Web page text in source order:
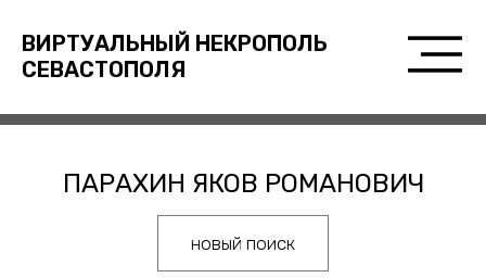
ВИРТУАЛЬНЫЙ НЕКРОПОЛЬ
СЕВАСТОПОЛЯ
ПАРАХИН ЯКОВ РОМАНОВИЧ
новый поиск